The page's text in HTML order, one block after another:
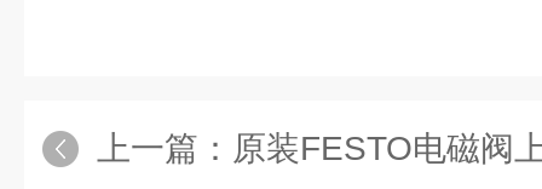
上一篇： 原装FESTO电磁阀